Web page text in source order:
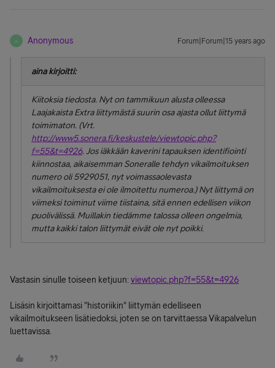
A Anonymous Forum|Forum|15 years ago
aina kirjoitti:
Kiitoksia tiedosta. Nyt on tammikuun alusta olleessa
Laajakaista Extra liittymästä suurin osa ajasta ollut liittymä
toimimaton. (Vrt.
http://www5.sonera.fi/keskustele/viewtopic.php?
f=55&t=4926. Jos iäkkään kaverini tapauksen identifiointi
kiinnostaa, aikaisemman Soneralle tehdyn vikailmoituksen
numero oli 5929051, nyt voimassaolevasta
vikailmoituksesta ei ole ilmoitettu numeroa.) Nyt liittymä on
viimeksi toiminut viime tiistaina, sitä ennen edellisen viikon
puolivälissä. Muillakin tiedämme talossa olleen ongelmia,
mutta kaikki talon liittymät eivät ole nyt poikki.
Vastasin sinulle toiseen ketjuun: viewtopic.php?f=55&t=4926
Lisäsin kirjoittamasi "historiikin" liittymän edelliseen
vikailmoitukseen lisätiedoksi, joten se on tarvittaessa Vikapalvelun
luettavissa.